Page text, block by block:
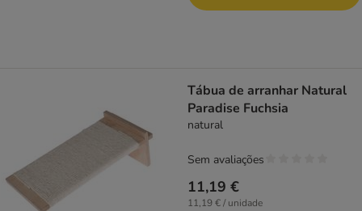
Tábua de arranhar Natural
Paradise Fuchsia
natural
11,19 €
11,19 € / unidade
Sem avaliações